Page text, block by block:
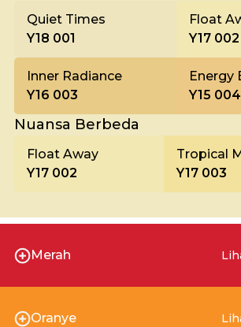
Quiet Times
Y18 001
Float
Y17 002
Inner Radiance
Y16 003
Energy
Y15 004
Nuansa Berbeda
Float Away
Y17 002
Tropical
Y17 003
Merah
Oranye